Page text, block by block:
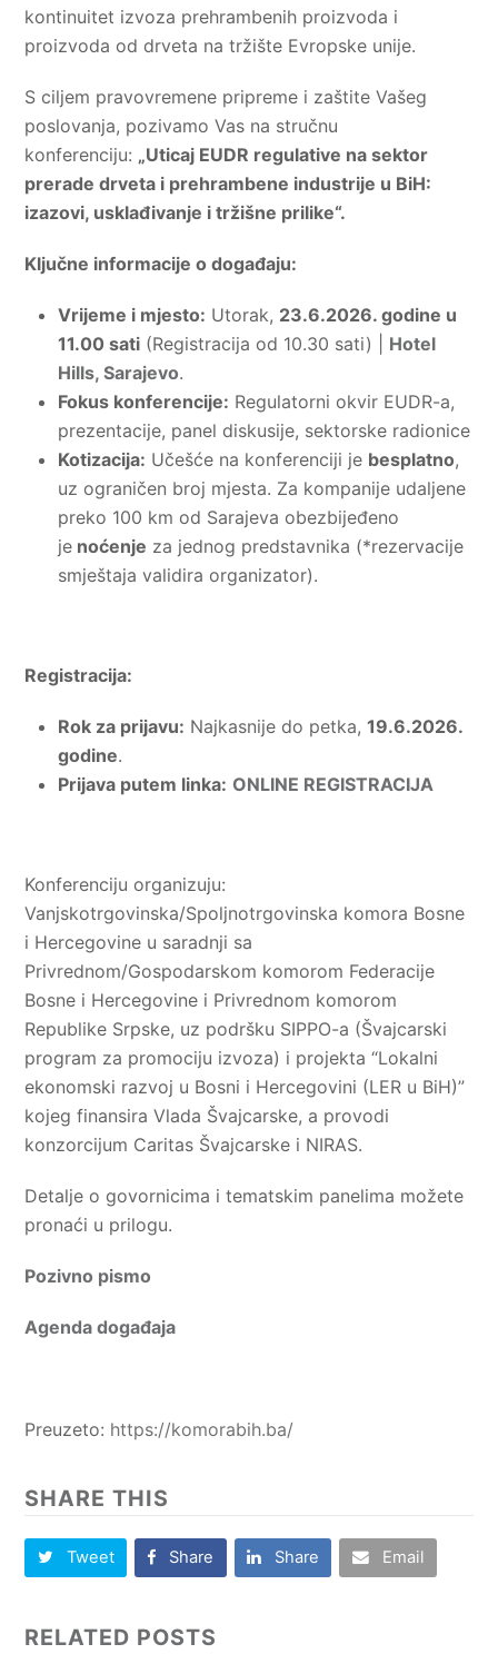
kontinuitet izvoza prehrambenih proizvoda i
proizvoda od drveta na tržište Evropske unije.
S ciljem pravovremene pripreme i zaštite Vašeg
poslovanja, pozivamo Vas na stručnu
konferenciju: „Uticaj EUDR regulative na sektor
prerade drveta i prehrambene industrije u BiH:
izazovi, usklađivanje i tržišne prilike“.
Ključne informacije o događaju:
Vrijeme i mjesto: Utorak, 23.6.2026. godine u
11.00 sati (Registracija od 10.30 sati) | Hotel
Hills, Sarajevo.
Fokus konferencije: Regulatorni okvir EUDR-a,
prezentacije, panel diskusije, sektorske radionice
Kotizacija: Učešće na konferenciji je besplatno,
uz ograničen broj mjesta. Za kompanije udaljene
preko 100 km od Sarajeva obezbijeđeno
je noćenje za jednog predstavnika (*rezervacije
smještaja validira organizator).
Registracija:
Rok za prijavu: Najkasnije do petka,19.6.2026.
godine.
Prijava putem linka: ONLINE REGISTRACIJA
Konferenciju organizuju:
Vanjskotrgovinska/Spoljnotrgovinska komora Bosne
i Hercegovine u saradnji sa
Privrednom/Gospodarskom komorom Federacije
Bosne i Hercegovine i Privrednom komorom
Republike Srpske, uz podršku SIPPO-a (Švajcarski
program za promociju izvoza) i projekta “Lokalni
ekonomski razvoj u Bosni i Hercegovini (LER u BiH)”
kojeg finansira Vlada Švajcarske, a provodi
konzorcijum Caritas Švajcarske i NIRAS.
Detalje o govornicima i tematskim panelima možete
pronaći u prilogu.
Pozivno pismo
Agenda događaja
Preuzeto: https://komorabih.ba/
SHARE THIS
Tweet Share Share Email
RELATED POSTS